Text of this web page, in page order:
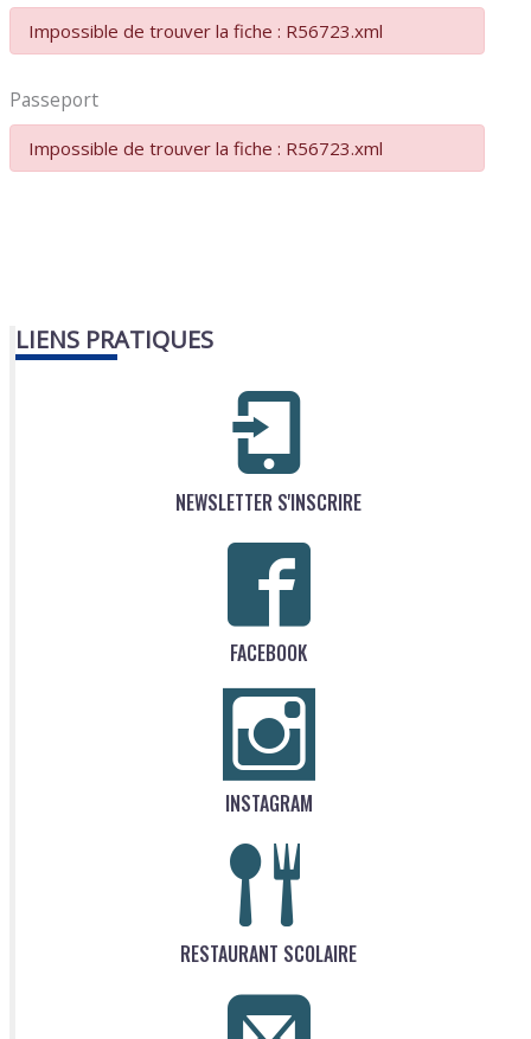
Impossible de trouver la fiche : R56723.xml
Passeport
Impossible de trouver la fiche : R56723.xml
LIENS PRATIQUES
NEWSLETTER S'INSCRIRE
FACEBOOK
INSTAGRAM
RESTAURANT SCOLAIRE